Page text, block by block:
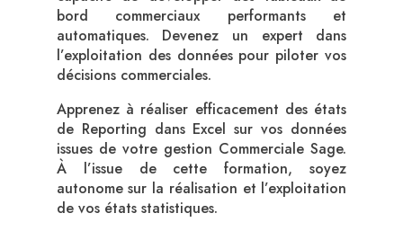
bord commerciaux performants et
automatiques. Devenez un expert dans
l’exploitation des données pour piloter vos
décisions commerciales.
Apprenez à réaliser efficacement des états
de Reporting dans Excel sur vos données
issues de votre gestion Commerciale Sage.
À l’issue de cette formation, soyez
autonome sur la réalisation et l’exploitation
de vos états statistiques.